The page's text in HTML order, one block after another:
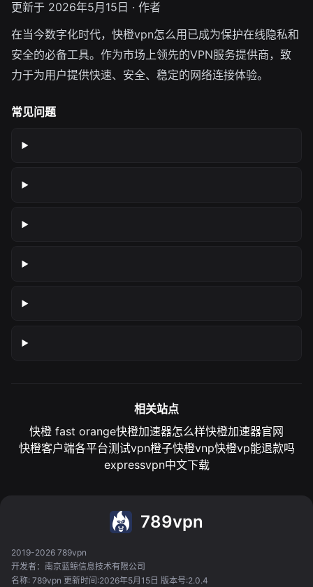
更新于 2026年5月15日 · 作者
在当今数字化时代，快橙vpn怎么用已成为保护在线隐私和
安全的必备工具。作为市场上领先的VPN服务提供商，致
力于为用户提供快速、安全、稳定的网络连接体验。
常见问题
相关站点
快橙 fast orange快橙加速器怎么样快橙加速器官网
快橙客户端各平台测试vpn橙子快橙vnp快橙vp能退款吗
expressvpn中文下载
789vpn
2019-2026 789vpn
开发者：南京蓝鲸信息技术有限公司
名称: 789vpn 更新时间:2026年5月15日 版本号:2.0.4